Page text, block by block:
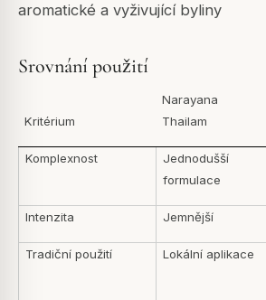
aromatické a vyživující byliny
Srovnání použití
Kritérium
Narayana
Thailam
Komplexnost
Jednodušší
formulace
Intenzita Jemnější
Tradiční použití Lokální aplikace